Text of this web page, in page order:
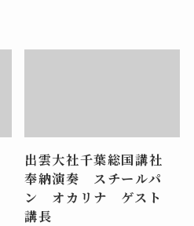
出雲大社千葉総国講社
奉納演奏 スチールパ
ン オカリナ ゲスト
講長